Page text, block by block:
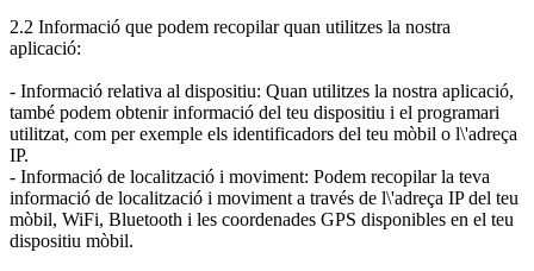
2.2 Informació que podem recopilar quan utilitzes la nostra
aplicació:
- Informació relativa al dispositiu: Quan utilitzes la nostra aplicació,
també podem obtenir informació del teu dispositiu i el programari
utilitzat, com per exemple els identificadors del teu mòbil o l\'adreça
IP.
- Informació de localització i moviment: Podem recopilar la teva
informació de localització i moviment a través de l\'adreça IP del teu
mòbil, WiFi, Bluetooth i les coordenades GPS disponibles en el teu
dispositiu mòbil.